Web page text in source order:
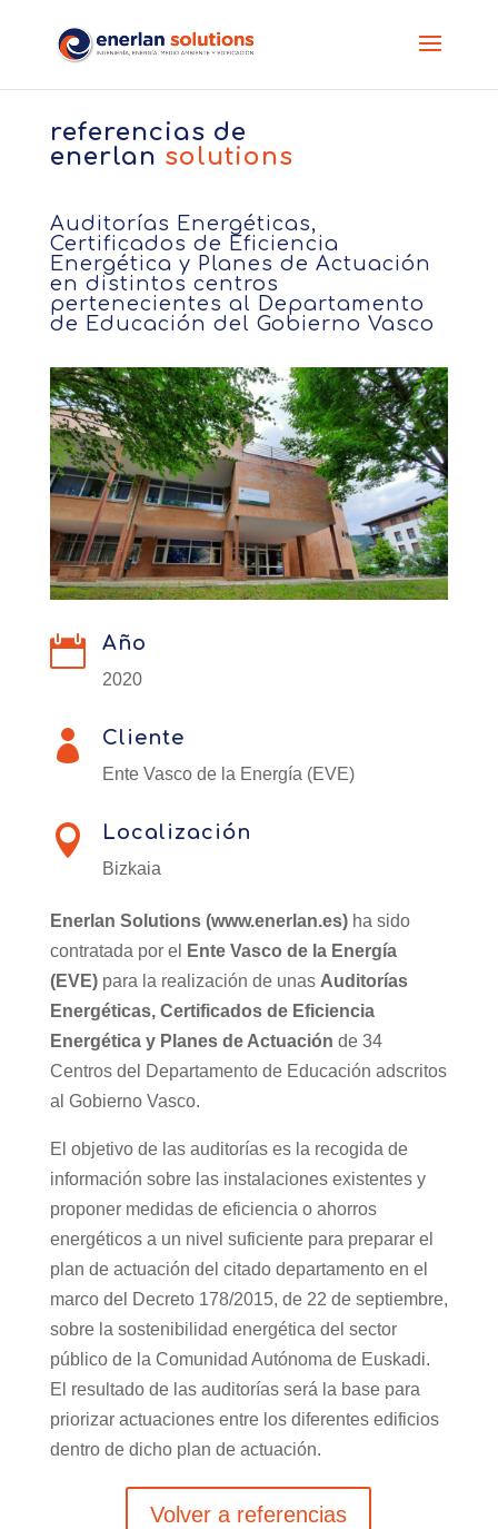
referencias de
enerlan solutions
Auditorías Energéticas,
Certificados de Eficiencia
Energética y Planes de Actuación
en distintos centros
pertenecientes al Departamento
de Educación del Gobierno Vasco
 Año
2020
 Cliente
Ente Vasco de la Energía (EVE)
 Localización
Bizkaia
Enerlan Solutions (www.enerlan.es)ha sido
contratada por el
Ente Vasco de la Energía
(EVE) para la realización de unas Auditorías
Energéticas, Certificados de Eficiencia
Energética y Planes de Actuación de 34
Centros del Departamento de Educación adscritos
al Gobierno Vasco.
El objetivo de las auditorías es la recogida de
información sobre las instalaciones existentes y
proponer medidas de eficiencia o ahorros
energéticos a un nivel suficiente para preparar el
plan de actuación del citado departamento en el
marco del Decreto 178/2015, de 22 de septiembre,
sobre la sostenibilidad energética del sector
público de la Comunidad Autónoma de Euskadi.
El resultado de las auditorías será la base para
priorizar actuaciones entre los diferentes edificios
dentro de dicho plan de actuación.
Volver a referencias